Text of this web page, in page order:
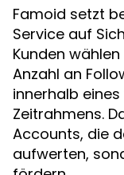
Famoid setzt
Service auf
Kunden
Anzahl an
innerhalb
Zeitrahmens.
Accounts, die
aufwerten,